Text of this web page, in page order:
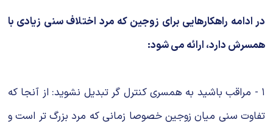
در ادامه راهکارهایی برای زوجین که مرد اختلاف سنی زیادی با
همسرش دارد، ارائه می شود:
۱ - مراقب باشید به همسری کنترل گر تبدیل نشوید: از آنجا که
تفاوت سنی میان زوجین خصوصا زمانی که مرد بزرگ تر است و